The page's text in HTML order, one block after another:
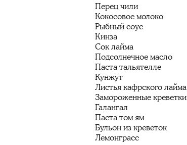
Перец чили
Кокосовое молоко
Рыбный соус
Кинза
Сок лайма
Подсолнечное масло
Паста тальятелле
Кунжут
Листья кафрского лайма
Замороженные креветки
Галангал
Паста том ям
Бульон из креветок
Лемонграсс